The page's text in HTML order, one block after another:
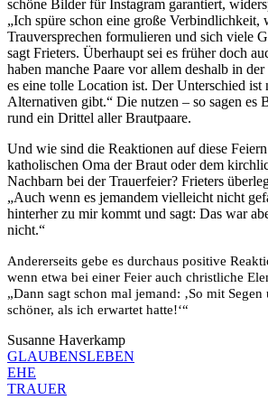
schöne Bilder für Instagram garantiert,
„Ich spüre schon eine große Verbindlichkeit,
Trauversprechen formulieren und sich viele
sagt Frieters. Überhaupt sei es früher doch
haben manche Paare vor allem deshalb in
es eine tolle Location ist. Der Unterschied ist
Alternativen gibt.“ Die nutzen – so sagen es
rund ein Drittel aller Brautpaare.
Und wie sind die Reaktionen auf diese
katholischen Oma der Braut oder dem
Nachbarn bei der Trauerfeier? Frieters
„Auch wenn es jemandem vielleicht nicht
hinterher zu mir kommt und sagt: Das war
nicht.“
Andererseits gebe es durchaus positive
wenn etwa bei einer Feier auch christliche
„Dann sagt schon mal jemand: ‚So mit
schöner, als ich erwartet hatte!‘“
Susanne Haverkamp
GLAUBENSLEBEN
EHE
TRAUER